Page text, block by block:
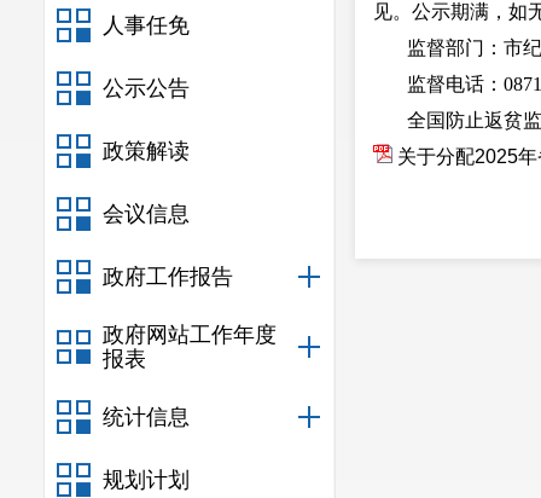
人事任免
公示公告
政策解读
会议信息
政府工作报告
政府网站工作年度
报表
统计信息
规划计划
见。公示期满，如
监督部门：市
监督电话：
全国防止返贫
关于分配2025